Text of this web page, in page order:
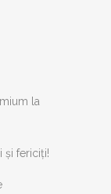
la
și fericiți!